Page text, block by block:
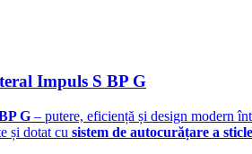
Impuls S BP G
G – putere, eficiență și design modern
și dotat cu sistem de autocurățare a